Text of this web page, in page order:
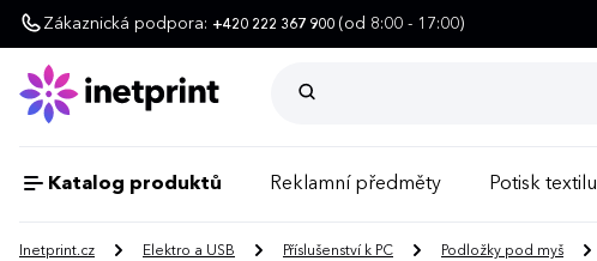
Zákaznická podpora: +420 222 367 900 (od 8:00 - 17:00)
Katalog produktů Reklamní předměty Potisk textilu
Inetprint.cz Elektro a USB Příslušenství k PC Podložky pod myš